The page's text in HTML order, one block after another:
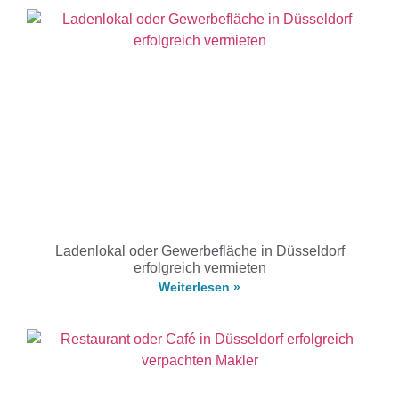
Ladenlokal oder Gewerbefläche in Düsseldorf
erfolgreich vermieten
Weiterlesen »